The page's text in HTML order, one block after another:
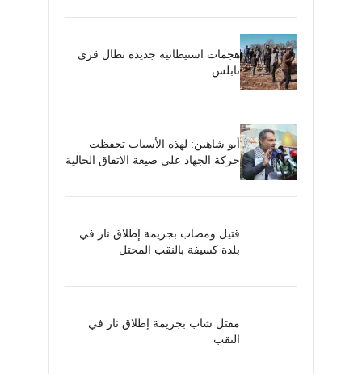
هجمات استيطانية جديدة تطال قرى
نابلس
أبو شاهين: لهذه الأسباب تحفظت
حركة الجهاد على صيغة الاتفاق الحالية
قتيل ومصاب بجريمة إطلاق نار في
بلدة كسيفة بالنقب المحتل
مقتل شاب بجريمة إطلاق نار في
النقب